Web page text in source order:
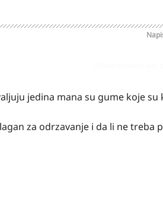
jedina mana su gume koje su
za odrzavanje i da li ne treba